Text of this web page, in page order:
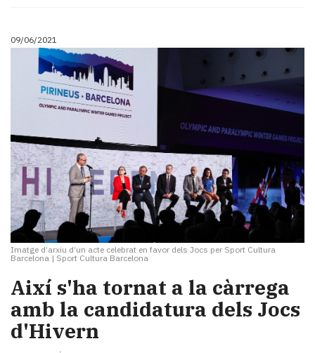
09/06/2021
Imatge d’arxiu d’un acte celebrat en favor dels Jocs per Sport Cultura
Barcelona | Sport Cultura Barcelona
Així s'ha tornat a la càrrega
amb la candidatura dels Jocs
d'Hivern